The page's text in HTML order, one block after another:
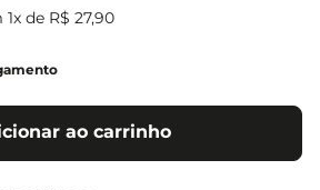
1x de R$ 27,90
ao carrinho